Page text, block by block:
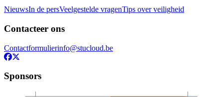
NieuwsIn de persVeelgestelde vragenTips over veiligheid
Contacteer ons
Contactformulierinfo@stucloud.be
Sponsors